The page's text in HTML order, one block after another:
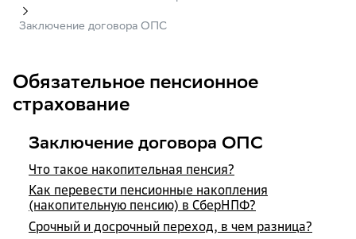
Заключение договора ОПС
Обязательное пенсионное
страхование
Заключение договора ОПС
Что такое накопительная пенсия?
Как перевести пенсионные накопления
(накопительную пенсию) в СберНПФ?
Срочный и досрочный переход, в чем разница?